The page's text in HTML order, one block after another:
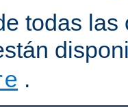
todas las
.